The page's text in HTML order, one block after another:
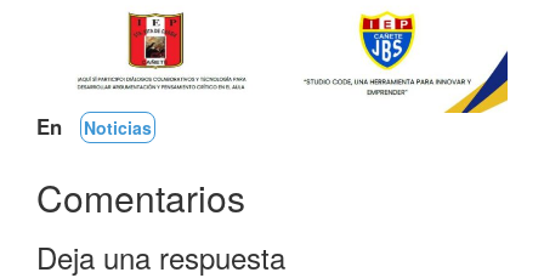
En Noticias
Comentarios
Deja una respuesta